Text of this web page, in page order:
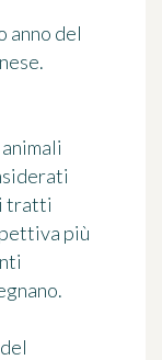
anno del
tratti
più